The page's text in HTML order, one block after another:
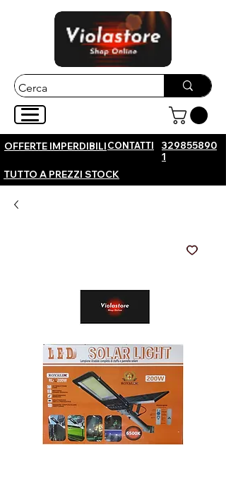
OFFERTE IMPERDIBILICONTATTI
329855890
1
TUTTO A PREZZI STOCK